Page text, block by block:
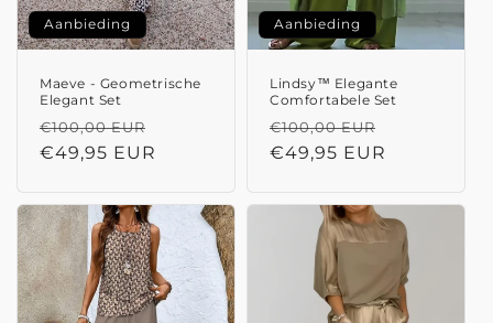
e
Aanbieding
Maeve - Geometrische
Elegant Set
Normale
prijs
€100,00 EUR
Aanbiedingsprijs
€49,95 EUR
Aanbieding
Lindsy™ Elegante
Comfortabele Set
Normale
prijs
€100,00 EUR
€49,95 EUR